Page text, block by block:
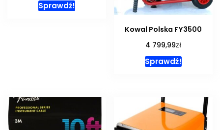
Sprawdź!
Kowal Polska FY3500
4 799,99zł
Sprawdź!